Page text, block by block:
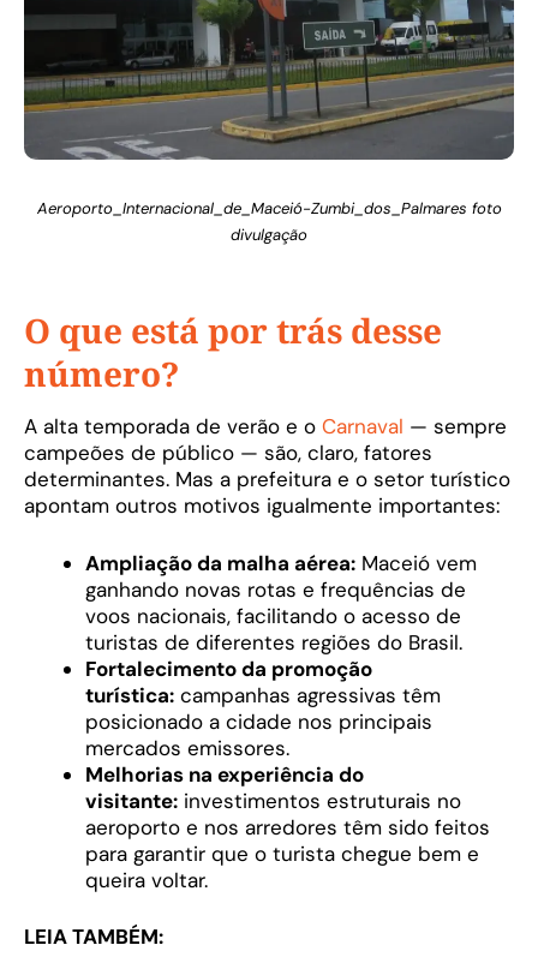
Aeroporto_Internacional_de_Maceió-Zumbi_dos_Palmares foto
divulgação
O que está por trás desse
número?
A alta temporada de verão e o Carnaval — sempre
campeões de público — são, claro, fatores
determinantes. Mas a prefeitura e o setor turístico
apontam outros motivos igualmente importantes:
Ampliação da malha aérea: Maceió vem
ganhando novas rotas e frequências de
voos nacionais, facilitando o acesso de
turistas de diferentes regiões do Brasil.
Fortalecimento da promoção
turística: campanhas agressivas têm
posicionado a cidade nos principais
mercados emissores.
Melhorias na experiência do
visitante: investimentos estruturais no
aeroporto e nos arredores têm sido feitos
para garantir que o turista chegue bem e
queira voltar.
LEIA TAMBÉM: